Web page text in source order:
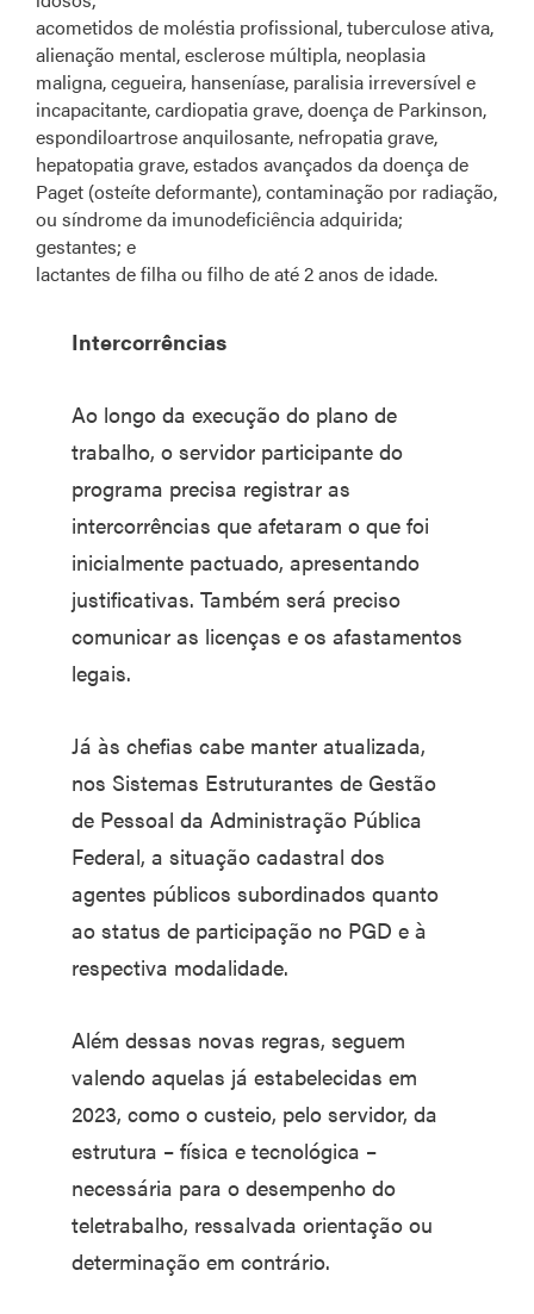
acometidos de moléstia profissional, tuberculose ativa,
alienação mental, esclerose múltipla, neoplasia
maligna, cegueira, hanseníase, paralisia irreversível e
incapacitante, cardiopatia grave, doença de Parkinson,
espondiloartrose anquilosante, nefropatia grave,
hepatopatia grave, estados avançados da doença de
Paget (osteíte deformante), contaminação por radiação,
ou síndrome da imunodeficiência adquirida;
gestantes; e
lactantes de filha ou filho de até 2 anos de idade.
Intercorrências
Ao longo da execução do plano de
trabalho, o servidor participante do
programa precisa registrar as
intercorrências que afetaram o que foi
inicialmente pactuado, apresentando
justificativas. Também será preciso
comunicar as licenças e os afastamentos
legais.
Já às chefias cabe manter atualizada,
nos Sistemas Estruturantes de Gestão
de Pessoal da Administração Pública
Federal, a situação cadastral dos
agentes públicos subordinados quanto
ao status de participação no PGD e à
respectiva modalidade.
Além dessas novas regras, seguem
valendo aquelas já estabelecidas em
2023, como o custeio, pelo servidor, da
estrutura – física e tecnológica –
necessária para o desempenho do
teletrabalho, ressalvada orientação ou
determinação em contrário.